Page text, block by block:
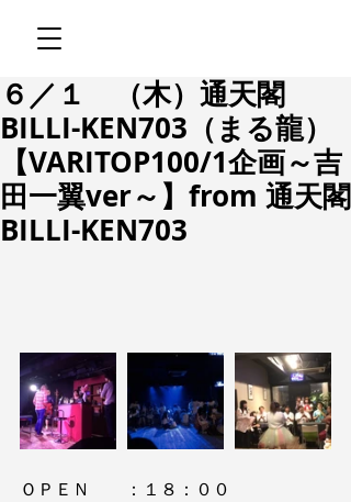
６／１ （木）通天閣
BILLI-KEN703（まる龍）
【VARITOP100/1企画～吉
田一翼ver～】from 通天閣
BILLI-KEN703
ＯＰＥＮ　　：１８：００